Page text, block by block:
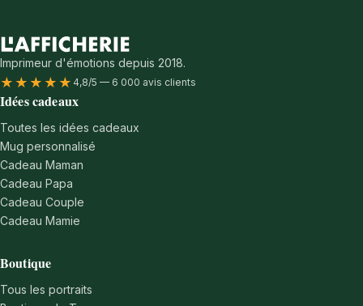
Imprimeur d'émotions depuis 2018.
★★★★★ 4,8/5 — 6 000 avis clients
Idées cadeaux
Toutes les idées cadeaux
Mug personnalisé
Cadeau Maman
Cadeau Papa
Cadeau Couple
Cadeau Mamie
Boutique
Tous les portraits